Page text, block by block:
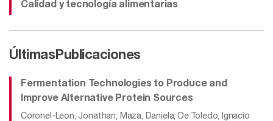
Calidad y tecnología alimentarias
Últimas Publicaciones
Fermentation Technologies to Produce and
Improve Alternative Protein Sources
Coronel-Leon, Jonathan; Maza, Daniela; De Toledo, Ignacio